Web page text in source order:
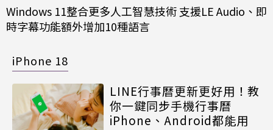
Windows 11整合更多人工智慧技術 支援LE Audio、即
時字幕功能額外增加10種語言
iPhone 18
LINE行事曆更新更好用！教
你一鍵同步手機行事曆
iPhone、Android都能用